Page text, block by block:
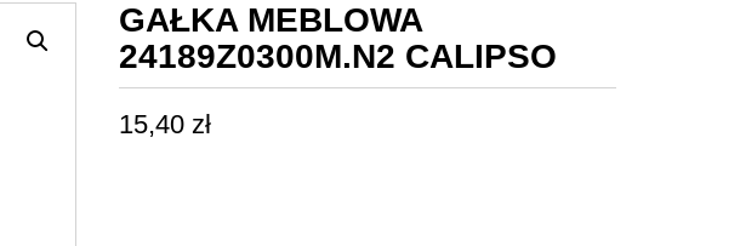
GAŁKA MEBLOWA
24189Z0300M.N2 CALIPSO
15,40 zł